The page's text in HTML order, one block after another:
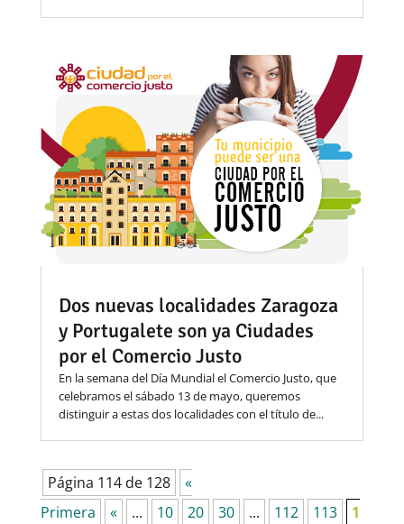
Dos nuevas localidades Zaragoza
y Portugalete son ya Ciudades
por el Comercio Justo
En la semana del Día Mundial el Comercio Justo, que
celebramos el sábado 13 de mayo, queremos
distinguir a estas dos localidades con el título de...
Página 114 de 128
«
Primera
« ... 10 20 30 ... 112 113
1